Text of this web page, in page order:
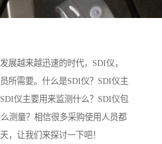
越来越迅速的时代，SDI仪，
所需要。什么是SDI仪？SDI仪主
仪主要用来监测什么？SDI仪包
测量？相信很多采购使用人员都
，让我们来探讨一下吧！